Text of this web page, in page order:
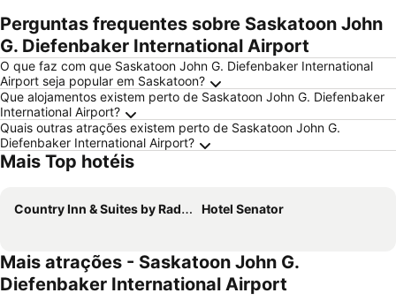
Perguntas frequentes sobre Saskatoon John
G. Diefenbaker International Airport
O que faz com que Saskatoon John G. Diefenbaker International
Airport seja popular em Saskatoon?
Que alojamentos existem perto de Saskatoon John G. Diefenbaker
International Airport?
Quais outras atrações existem perto de Saskatoon John G.
Diefenbaker International Airport?
Mais Top hotéis
Country Inn & Suites by Radisson, Saskatoon, SK Hotel Senator
Mais atrações - Saskatoon John G.
Diefenbaker International Airport